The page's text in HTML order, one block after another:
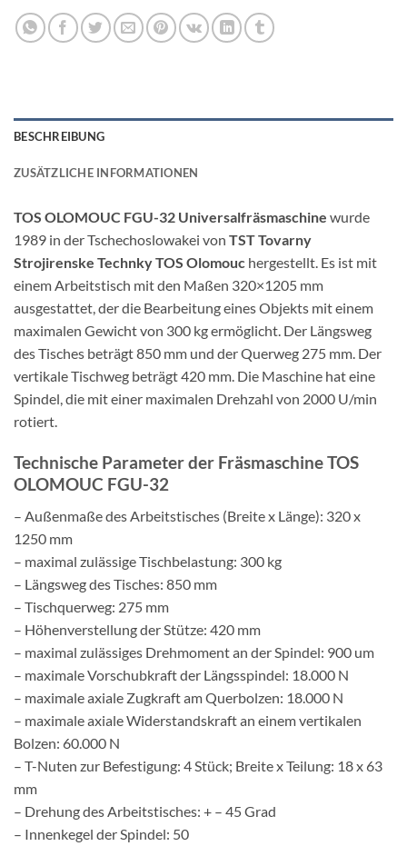
BESCHREIBUNG
ZUSÄTZLICHE INFORMATIONEN
TOS OLOMOUC FGU-32 Universalfräsmaschine wurde
1989 in der Tschechoslowakei von TST Tovarny
Strojirenske Technky TOS Olomouc hergestellt. Es ist mit
einem Arbeitstisch mit den Maßen 320×1205 mm
ausgestattet, der die Bearbeitung eines Objekts mit einem
maximalen Gewicht von 300 kg ermöglicht. Der Längsweg
des Tisches beträgt 850 mm und der Querweg 275 mm. Der
vertikale Tischweg beträgt 420 mm. Die Maschine hat eine
Spindel, die mit einer maximalen Drehzahl von 2000 U/min
rotiert.
Technische Parameter der Fräsmaschine TOS
OLOMOUC FGU-32
– Außenmaße des Arbeitstisches (Breite x Länge): 320 x
1250 mm
– maximal zulässige Tischbelastung: 300 kg
– Längsweg des Tisches: 850 mm
– Tischquerweg: 275 mm
– Höhenverstellung der Stütze: 420 mm
– maximal zulässiges Drehmoment an der Spindel: 900 um
– maximale Vorschubkraft der Längsspindel: 18.000 N
– maximale axiale Zugkraft am Querbolzen: 18.000 N
– maximale axiale Widerstandskraft an einem vertikalen
Bolzen: 60.000 N
– T-Nuten zur Befestigung: 4 Stück; Breite x Teilung: 18 x 63
mm
– Drehung des Arbeitstisches: + – 45 Grad
– Innenkegel der Spindel: 50